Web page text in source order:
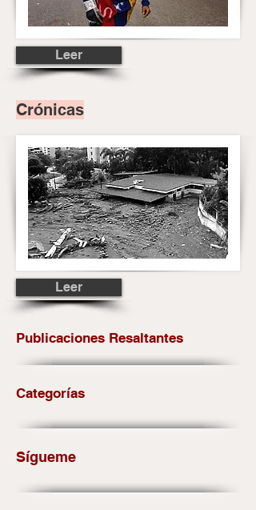
Leer
Crónicas
Leer
Publicaciones Resaltantes
Categorías
Sígueme